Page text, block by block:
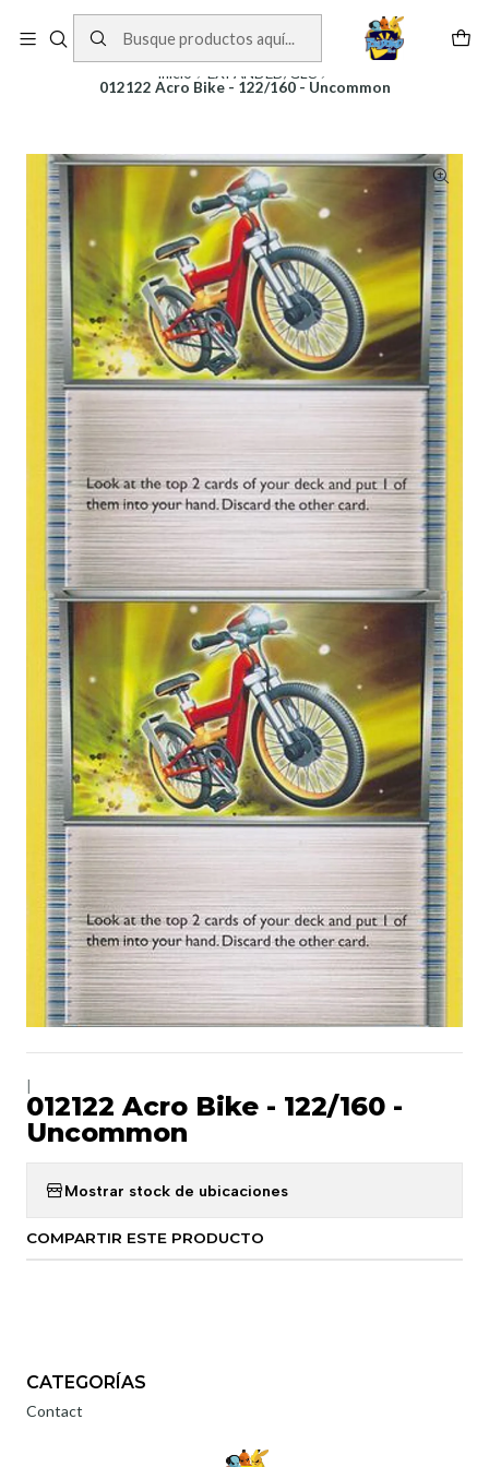
Inicio
EXPANDED/GLC
012122 Acro Bike - 122/160 - Uncommon
012122 Acro Bike - 122/160 -
Uncommon
Mostrar stock de ubicaciones
COMPARTIR ESTE PRODUCTO
CATEGORÍAS
Contact